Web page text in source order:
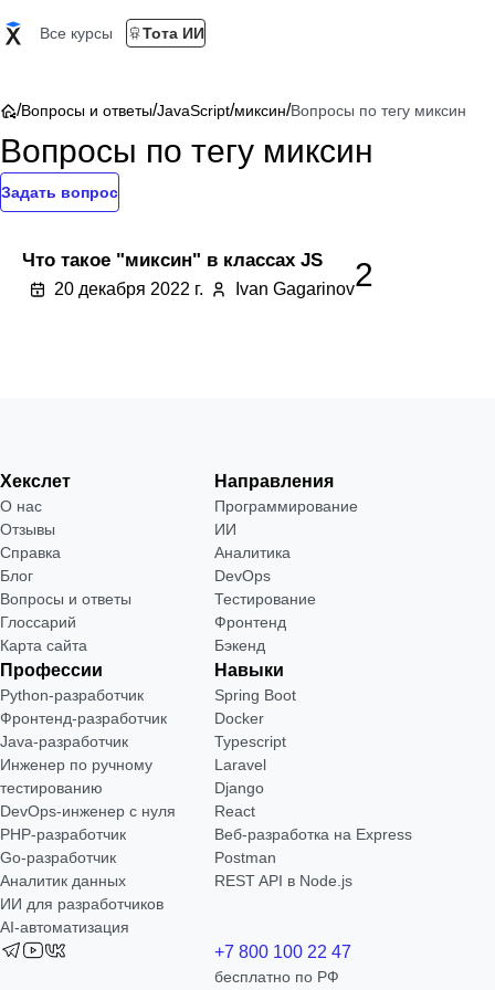
Все курсы Тота ИИ
/Вопросы и ответы/JavaScript/миксин/Вопросы по тегу миксин
Вопросы по тегу миксин
Задать вопрос
Что такое "миксин" в классах JS
20 декабря 2022 г. Ivan Gagarinov2
Хекслет
О нас
Отзывы
Справка
Блог
Вопросы и ответы
Глоссарий
Карта сайта
Направления
Программирование
ИИ
Аналитика
DevOps
Тестирование
Фронтенд
Бэкенд
Профессии
Python-разработчик
Фронтенд-разработчик
Java-разработчик
Инженер по ручному
тестированию
DevOps-инженер с нуля
РНР-разработчик
Go-разработчик
Аналитик данных
ИИ для разработчиков
AI-автоматизация
Навыки
Spring Boot
Docker
Typescript
Laravel
Django
React
Веб-разработка на Express
Postman
REST API в Node.js
+7 800 100 22 47
бесплатно по РФ